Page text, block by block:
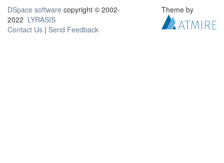
DSpace software copyright © 2002-
2022 LYRASIS
Contact Us | Send Feedback
Theme by